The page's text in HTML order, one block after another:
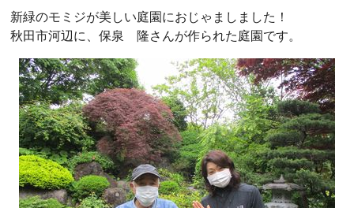
b
o
o
k
n
a
et
es
t
新緑のモミジが美しい庭園におじゃましました！
秋田市河辺に、保泉 隆さんが作られた庭園です。